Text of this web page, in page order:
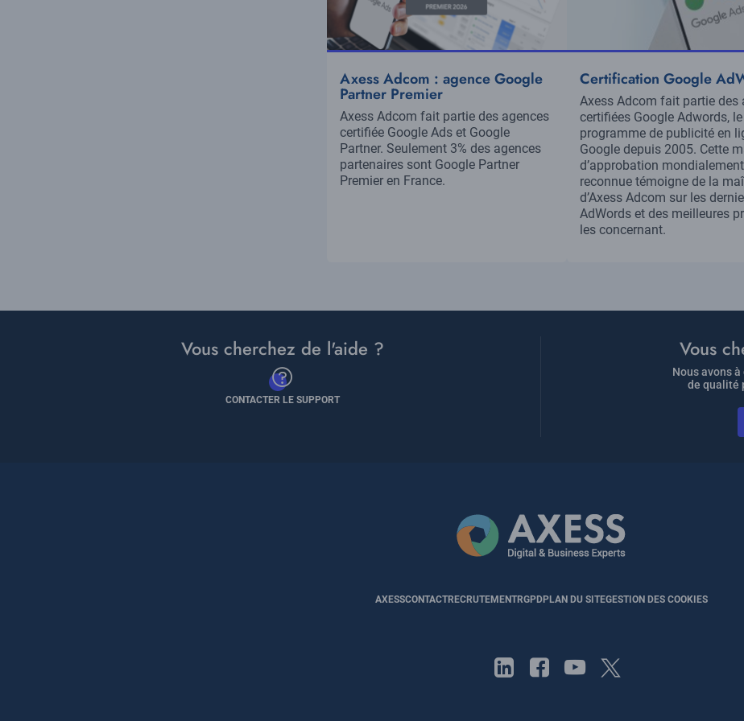
Axess Adcom : agence Google
Partner Premier
Résumé
Axess Adcom fait partie des agences
certifiée Google Ads et Google
Partner. Seulement 3% des agences
partenaires sont Google Partner
Premier en France.
Certification Google
Résumé
Axess Adcom fait partie des
certifiées Google Adwords, le
programme de publicité en
Google depuis 2005. Cette
d’approbation mondialement
reconnue témoigne de la
d’Axess Adcom sur les
AdWords et des meilleures
les concernant.
Vous cherchez de l'aide ?
CONTACTER LE SUPPORT
Vous
Nous avons
de qualité
AXESSCONTACTRECRUTEMENTRGPDPLAN DU SITEGESTION DES COOKIES